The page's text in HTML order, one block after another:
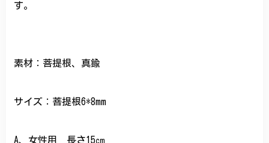
す。
素材：菩提根、真鍮
サイズ：菩提根6*8mm
A、女性用 長さ15㎝